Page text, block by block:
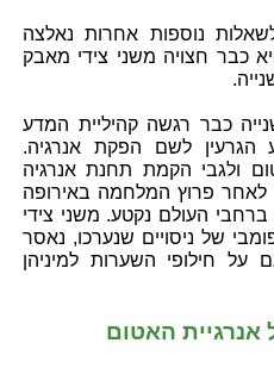
נוספות אחרות נאלצה
כבר חצויה משני צידי מאבק
כבר רגשה קהיליית המדע
הגרעין לשם הפקת אנרגיה.
ולגבי הקמת תחנת אנרגיה
לאחר פרוץ המלחמה באירופה
העולם נקטע. משני צידי
של ניסויים שנערכו, נאסר
חילופי השערות למיניהן
אנרגיית האטום